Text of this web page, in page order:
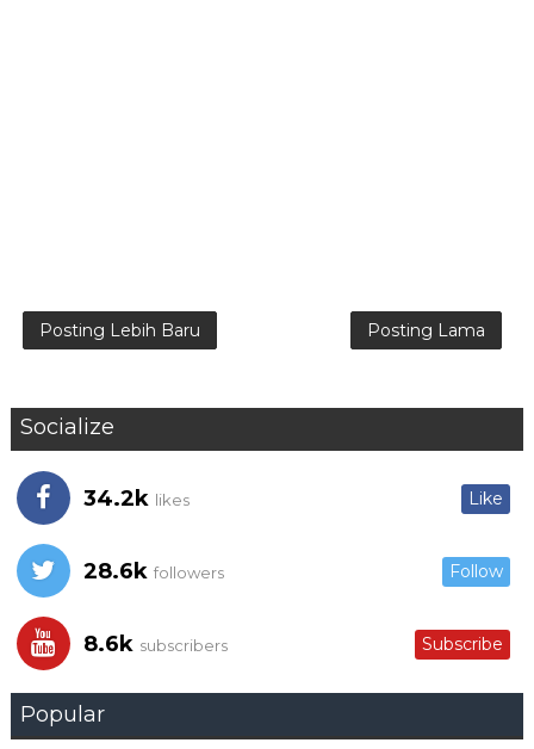
Posting Lebih Baru Posting Lama
Socialize
34.2k likes Like
28.6k followers Follow
8.6k subscribers Subscribe
Popular